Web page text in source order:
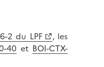
2 du LPF
, les
40 et BOI-CTX-